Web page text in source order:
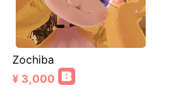
Zochiba
¥ 3,000